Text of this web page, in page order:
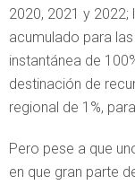
2020, 2021 y
acumulado para
instantánea de
destinación de
regional de 1%,
Pero pese a que
en que gran parte